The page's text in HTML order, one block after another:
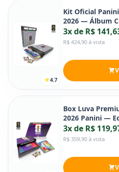
4.7
Kit Oficial
2026 — Álbum
3x de R$
R$ 424,90 à vista
Box Luva
2026 Panini —
3x de R$
R$ 359,90 à vista